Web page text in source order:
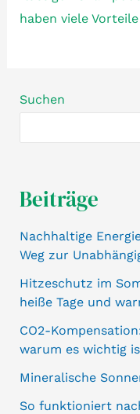
haben viele
Suchen
Beiträge
Nachhaltige
Weg zur
Hitzeschutz im
heiße Tage und
CO2-
warum es wichtig
Mineralische
So funktioniert